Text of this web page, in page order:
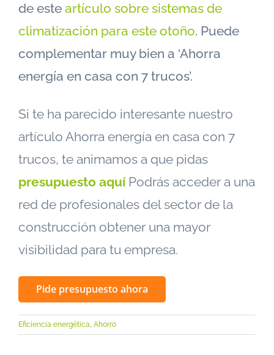
de este artículo sobre sistemas de
climatización para este otoño. Puede
complementar muy bien a ‘Ahorra
energía en casa con 7 trucos’.
Si te ha parecido interesante nuestro
artículo Ahorra energía en casa con 7
trucos, te animamos a que pidas
presupuesto aquí Podrás acceder a una
red de profesionales del sector de la
construcción obtener una mayor
visibilidad para tu empresa.
Pide presupuesto ahora
Eficiencia energética, Ahorro